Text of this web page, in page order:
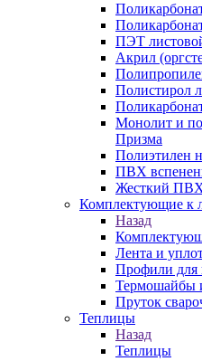
ПЭТ
Акрил
Полистирол
Монолит и
Призма
Полиэтилен
ПВХ
Жесткий
Комплектующие к
Назад
Лента и
Профили для
Термошайбы
Пруток
Теплицы
Назад
Теплицы